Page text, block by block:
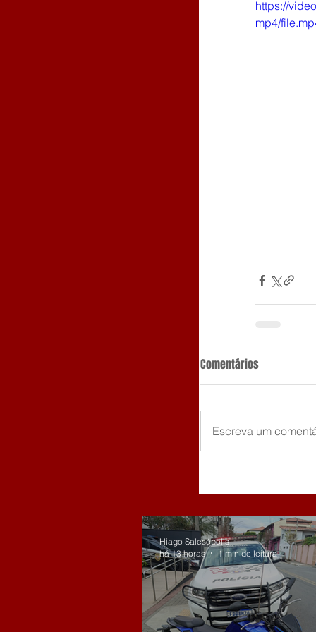
https://
mp4/
Comentários
Escreva um
Hiago Salesópolis
há 13 horas
1 min de leitura